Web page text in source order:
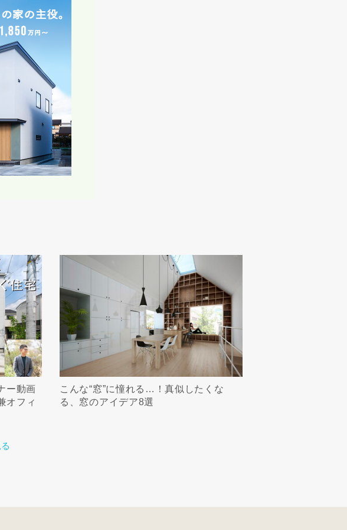
ー動画
オフィ
こんな“窓”に憧れる…！真似したくな
る、窓のアイデア8選
いて、債務不履行責任、不法行為責
ものとします。
じた紛争等について一切責任を負わ
内容を送信する